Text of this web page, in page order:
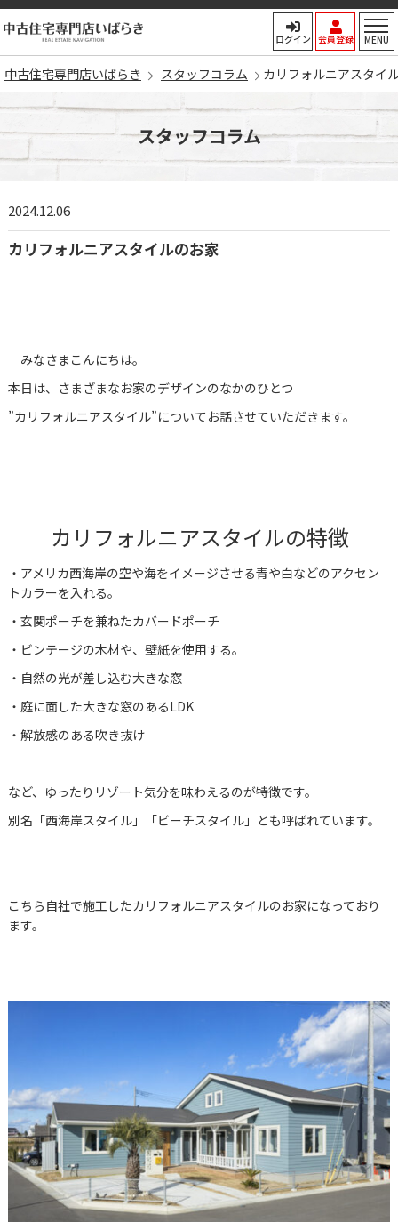
中古住宅専門店いばらき
ログイン 会員登録 MENU
中古住宅専門店いばらき スタッフコラム カリフォルニアスタイ
スタッフコラム
2024.12.06
カリフォルニアスタイルのお家
みなさまこんにちは。
本日は、さまざまなお家のデザインのなかのひとつ
”カリフォルニアスタイル”についてお話させていただきます。
カリフォルニアスタイルの特徴
・アメリカ西海岸の空や海をイメージさせる青や白などのアクセン
トカラーを入れる。
・玄関ポーチを兼ねたカバードポーチ
・ビンテージの木材や、壁紙を使用する。
・自然の光が差し込む大きな窓
・庭に面した大きな窓のあるLDK
・解放感のある吹き抜け
など、ゆったりリゾート気分を味わえるのが特徴です。
別名「西海岸スタイル」「ビーチスタイル」とも呼ばれています。
こちら自社で施工したカリフォルニアスタイルのお家になっており
ます。